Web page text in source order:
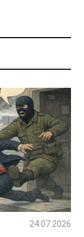
24.07.2026